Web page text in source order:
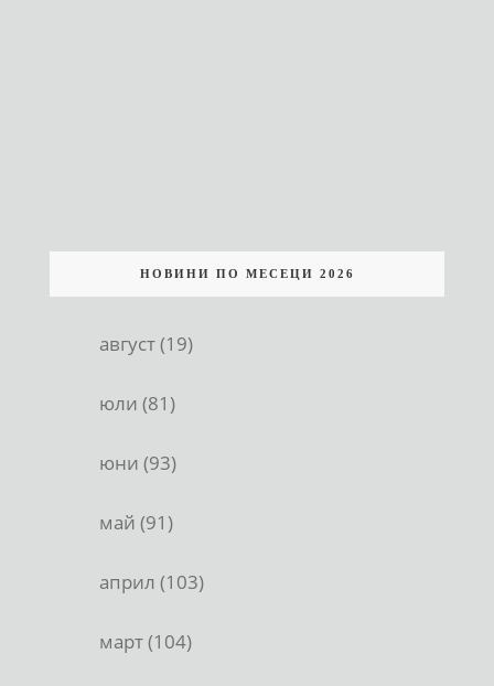
НОВИНИ ПО МЕСЕЦИ 2026
август (19)
юли (81)
юни (93)
май (91)
април (103)
март (104)